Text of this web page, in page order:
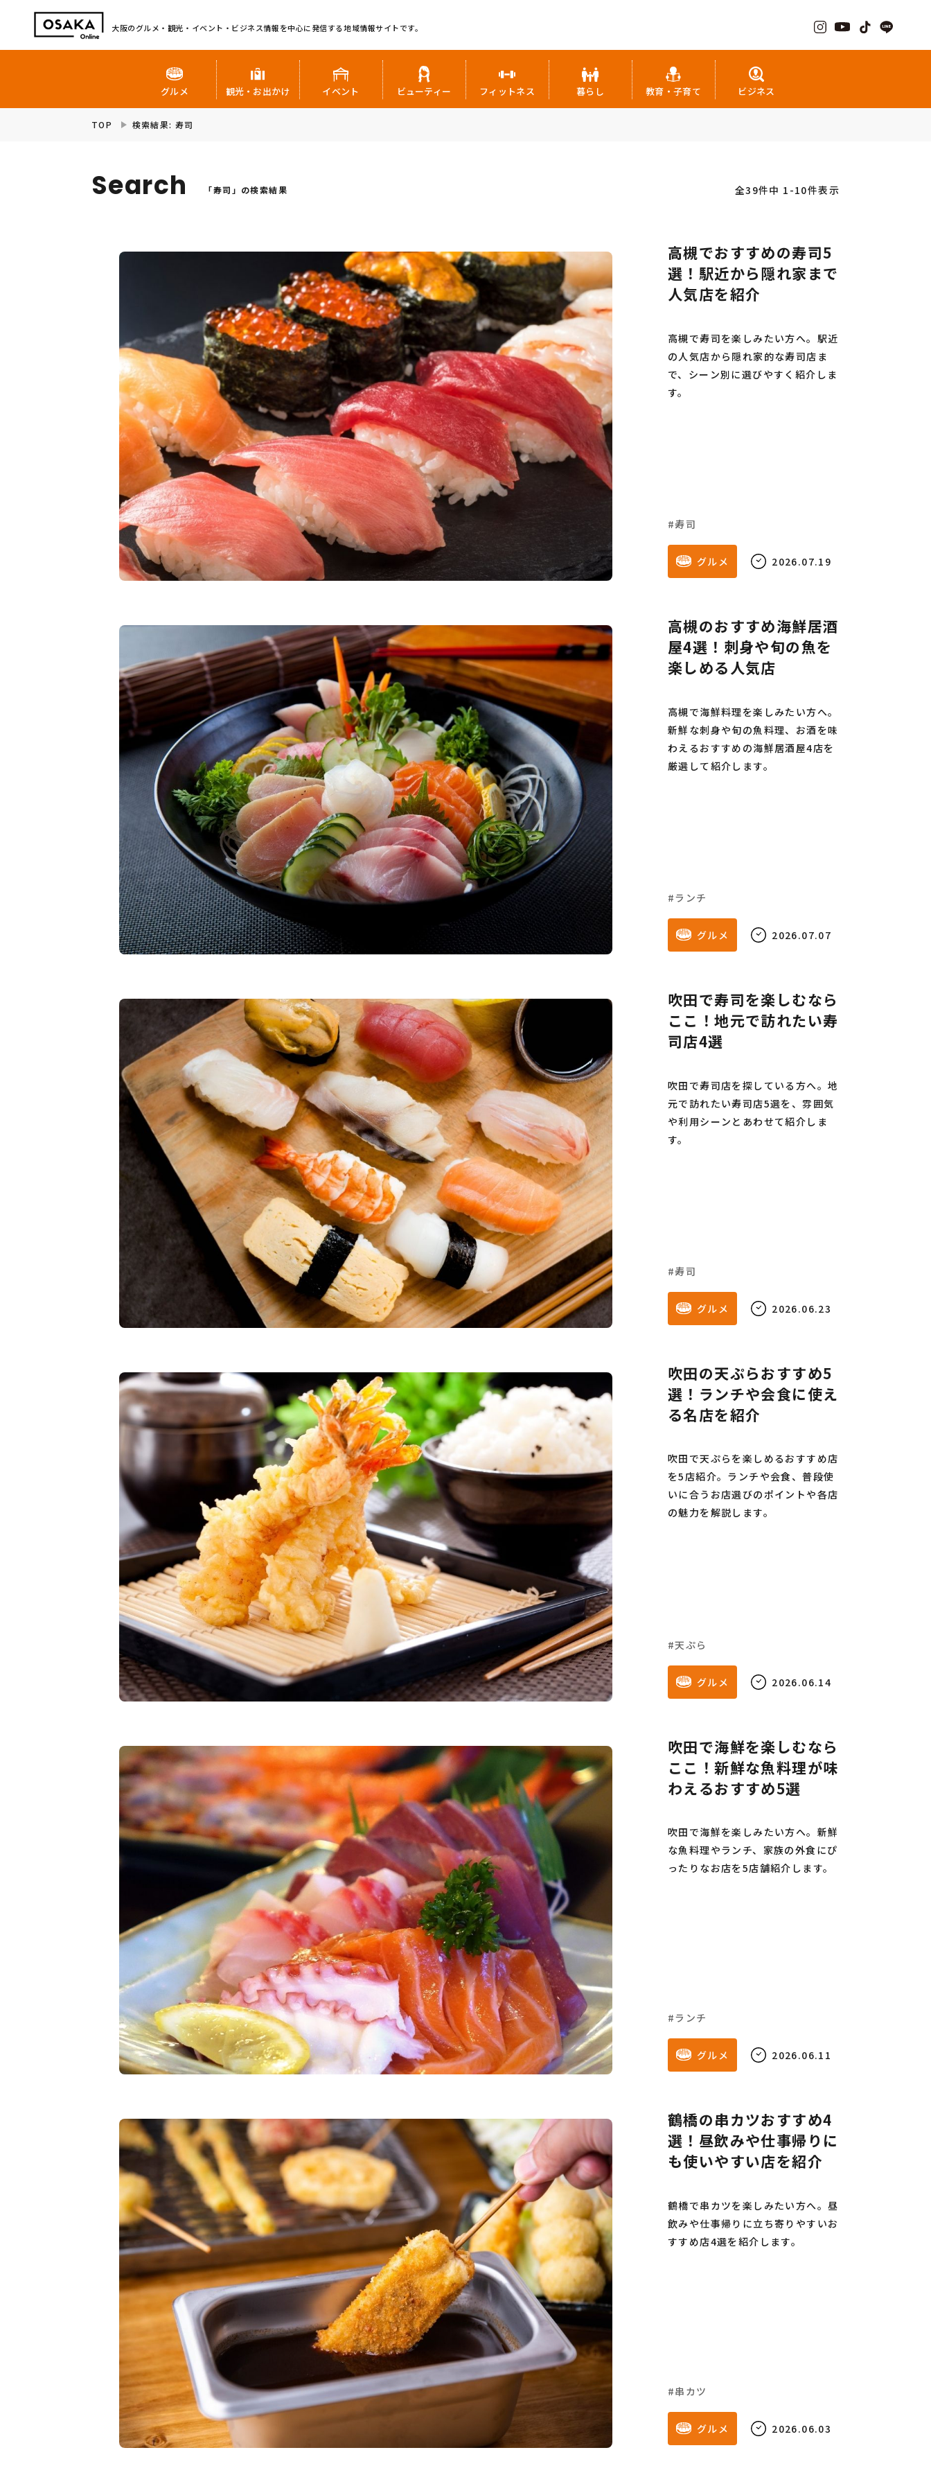
大阪のグルメ・観光・イベント・ビジネス情報を中心に発信する地域情報サイトです。
グルメ 観光・お出かけ イベント ビューティー フィットネス 暮らし 教育・子育て ビジネス
TOP 検索結果: 寿司
Search 「寿司」の検索結果 全39件中 1-10件表示
高槻でおすすめの寿司5
選！駅近から隠れ家まで
人気店を紹介
高槻で寿司を楽しみたい方へ。駅近
の人気店から隠れ家的な寿司店ま
で、シーン別に選びやすく紹介しま
す。
寿司
グルメ 2026.07.19
高槻のおすすめ海鮮居酒
屋4選！刺身や旬の魚を
楽しめる人気店
高槻で海鮮料理を楽しみたい方へ。
新鮮な刺身や旬の魚料理、お酒を味
わえるおすすめの海鮮居酒屋4店を
厳選して紹介します。
ランチ
グルメ 2026.07.07
吹田で寿司を楽しむなら
ここ！地元で訪れたい寿
司店4選
吹田で寿司店を探している方へ。地
元で訪れたい寿司店5選を、雰囲気
や利用シーンとあわせて紹介しま
す。
寿司
グルメ 2026.06.23
吹田の天ぷらおすすめ5
選！ランチや会食に使え
る名店を紹介
吹田で天ぷらを楽しめるおすすめ店
を5店紹介。ランチや会食、普段使
いに合うお店選びのポイントや各店
の魅力を解説します。
天ぷら
グルメ 2026.06.14
吹田で海鮮を楽しむなら
ここ！新鮮な魚料理が味
わえるおすすめ5選
吹田で海鮮を楽しみたい方へ。新鮮
な魚料理やランチ、家族の外食にぴ
ったりなお店を5店舗紹介します。
ランチ
グルメ 2026.06.11
鶴橋の串カツおすすめ4
選！昼飲みや仕事帰りに
も使いやすい店を紹介
鶴橋で串カツを楽しみたい方へ。昼
飲みや仕事帰りに立ち寄りやすいお
すすめ店4選を紹介します。
串カツ
グルメ 2026.06.03